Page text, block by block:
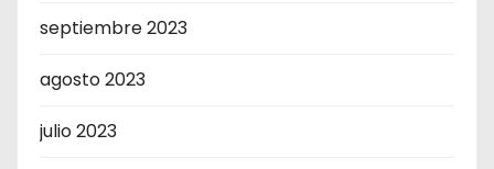
septiembre 2023
agosto 2023
julio 2023